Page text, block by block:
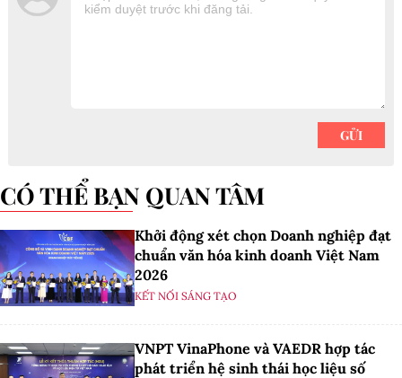
CÓ THỂ BẠN QUAN TÂM
Khởi động xét chọn Doanh nghiệp đạt
chuẩn văn hóa kinh doanh Việt Nam
2026
KẾT NỐI SÁNG TẠO
VNPT VinaPhone và VAEDR hợp tác
phát triển hệ sinh thái học liệu số